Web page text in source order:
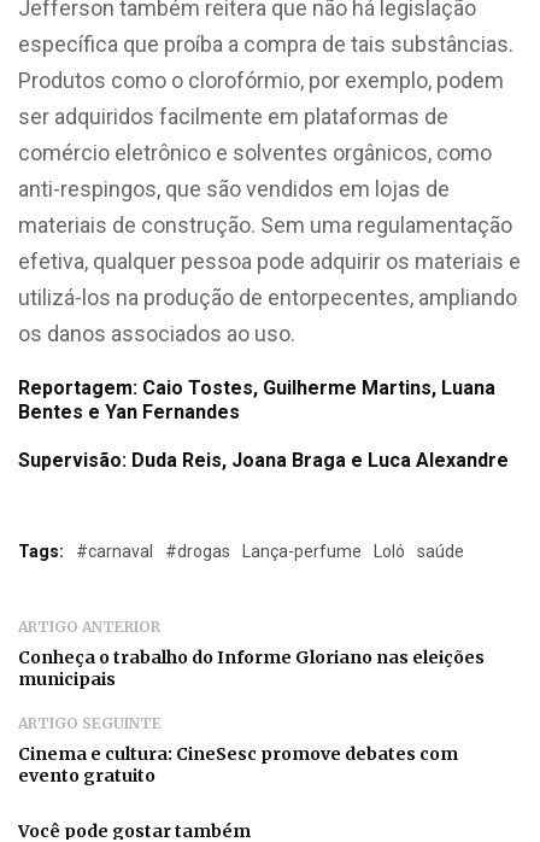
Jefferson também reitera que não há legislação
específica que proíba a compra de tais substâncias.
Produtos como o clorofórmio, por exemplo, podem
ser adquiridos facilmente em plataformas de
comércio eletrônico e solventes orgânicos, como
anti-respingos, que são vendidos em lojas de
materiais de construção. Sem uma regulamentação
efetiva, qualquer pessoa pode adquirir os materiais e
utilizá-los na produção de entorpecentes, ampliando
os danos associados ao uso.
Reportagem: Caio Tostes, Guilherme Martins, Luana
Bentes e Yan Fernandes
Supervisão: Duda Reis, Joana Braga e Luca Alexandre
Tags: #carnaval #drogas Lança-perfume Loló saúde
ARTIGO ANTERIOR
Conheça o trabalho do Informe Gloriano nas eleições
municipais
ARTIGO SEGUINTE
Cinema e cultura: CineSesc promove debates com
evento gratuito
Você pode gostar também